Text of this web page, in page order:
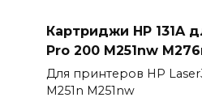
Картриджи HP 131A
Pro 200 M251nw
Для принтеров HP
M251n M251nw